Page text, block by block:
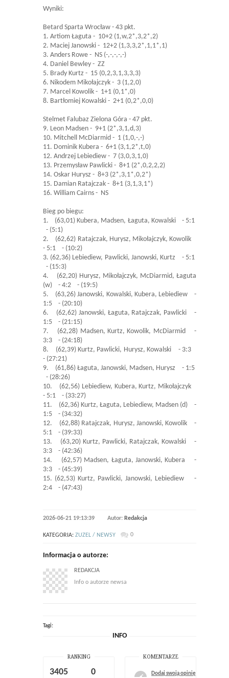
Wyniki:
Betard Sparta Wrocław - 43 pkt.
1. Artiom Łaguta - 10+2 (1,w,2*,3,2*,2)
2. Maciej Janowski - 12+2 (1,3,3,2*,1,1*,1)
3. Anders Rowe - NS (-,-,-,-,-)
4. Daniel Bewley - ZZ
5. Brady Kurtz - 15 (0,2,3,1,3,3,3)
6. Nikodem Mikołajczyk - 3 (1,2,0)
7. Marcel Kowolik - 1+1 (0,1*,0)
8. Bartłomiej Kowalski - 2+1 (0,2*,0,0)
Stelmet Falubaz Zielona Góra - 47 pkt.
9. Leon Madsen - 9+1 (2*,3,1,d,3)
10. Mitchell McDiarmid - 1 (1,0,-,-)
11. Dominik Kubera - 6+1 (3,1,2*,t,0)
12. Andrzej Lebiediew - 7 (3,0,3,1,0)
13. Przemysław Pawlicki - 8+1 (2*,0,2,2,2)
14. Oskar Hurysz - 8+3 (2*,3,1*,0,2*)
15. Damian Ratajczak - 8+1 (3,1,3,1*)
16. William Cairns - NS
Bieg po biegu:
1. (63,01) Kubera, Madsen, Łaguta, Kowalski - 5:1
- (5:1)
2. (62,62) Ratajczak, Hurysz, Mikołajczyk, Kowolik
- 5:1 - (10:2)
3. (62,36) Lebiediew, Pawlicki, Janowski, Kurtz - 5:1
- (15:3)
4. (62,20) Hurysz, Mikołajczyk, McDiarmid, Łaguta
(w) - 4:2 - (19:5)
5. (63,26) Janowski, Kowalski, Kubera, Lebiediew -
1:5 - (20:10)
6. (62,62) Janowski, Łaguta, Ratajczak, Pawlicki -
1:5 - (21:15)
7. (62,28) Madsen, Kurtz, Kowolik, McDiarmid -
3:3 - (24:18)
8. (62,39) Kurtz, Pawlicki, Hurysz, Kowalski - 3:3
- (27:21)
9. (61,86) Łaguta, Janowski, Madsen, Hurysz - 1:5
- (28:26)
10. (62,56) Lebiediew, Kubera, Kurtz, Mikołajczyk
- 5:1 - (33:27)
11. (62,36) Kurtz, Łaguta, Lebiediew, Madsen (d) -
1:5 - (34:32)
12. (62,88) Ratajczak, Hurysz, Janowski, Kowolik -
5:1 - (39:33)
13. (63,20) Kurtz, Pawlicki, Ratajczak, Kowalski -
3:3 - (42:36)
14. (62,57) Madsen, Łaguta, Janowski, Kubera -
3:3 - (45:39)
15. (62,53) Kurtz, Pawlicki, Janowski, Lebiediew -
2:4 - (47:43)
2026-06-21 19:13:39 Autor: Redakcja
KATEGORIA: ZUZEL / NEWSY 0
Informacja o autorze:
REDAKCJA
Info o autorze newsa
Tagi:
INFO
RANKING
3405 0
KOMENTARZE
Dodaj swoją opinię